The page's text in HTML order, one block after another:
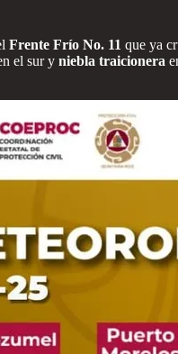
Frente Frío No. 11 que ya
el sur y niebla traicionera